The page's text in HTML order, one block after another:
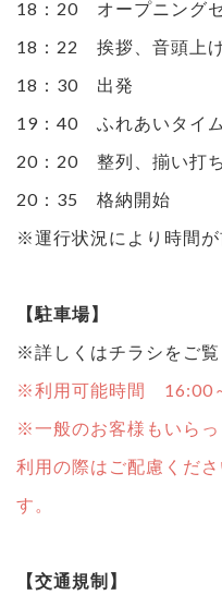
18：20 オープニング
18：22 挨拶、音頭上
18：30 出発
19：40 ふれあいタイム
20：20 整列、揃い打
20：35 格納開始
※運行状況により時間が
【駐車場】
※詳しくはチラシをご覧
※利用可能時間 16:00
※一般のお客様もいら
利用の際はご配慮くだ
す。
【交通規制】